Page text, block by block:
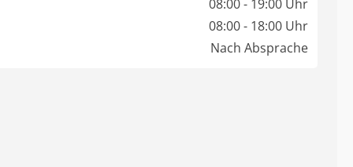
08:00 - 19:00 Uhr
08:00 - 18:00 Uhr
Nach Absprache